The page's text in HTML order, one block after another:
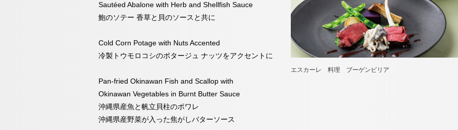
Sautéed Abalone with Herb and Shellfish Sauce
鮑のソテー 香草と貝のソースと共に
Cold Corn Potage with Nuts Accented
冷製トウモロコシのポタージュ ナッツをアクセントに
Pan-fried Okinawan Fish and Scallop with
Okinawan Vegetables in Burnt Butter Sauce
沖縄県産魚と帆立貝柱のポワレ
沖縄県産野菜が入った焦がしバターソース
エスカーレ 料理 ブーゲンビリア